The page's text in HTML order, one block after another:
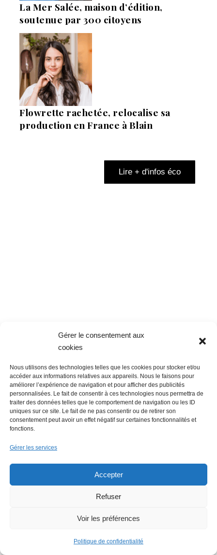
Gérer le consentement aux
cookies
Nous utilisons des technologies telles que les cookies pour stocker et/ou
accéder aux informations relatives aux appareils. Nous le faisons pour
améliorer l’expérience de navigation et pour afficher des publicités
personnalisées. Le fait de consentir à ces technologies nous permettra de
traiter des données telles que le comportement de navigation ou les ID
uniques sur ce site. Le fait de ne pas consentir ou de retirer son
consentement peut avoir un effet négatif sur certaines fonctionnalités et
fonctions.
Gérer les services
Accepter
Refuser
Voir les préférences
Politique de confidentialité
La Mer Salée, maison d’édition,
soutenue par 300 citoyens
Flowrette rachetée, relocalise sa
production en France à Blain
Lire + d'infos éco
Faire un don (déductible des
impôts) à Hello Gazette
Nantes
Faire un don